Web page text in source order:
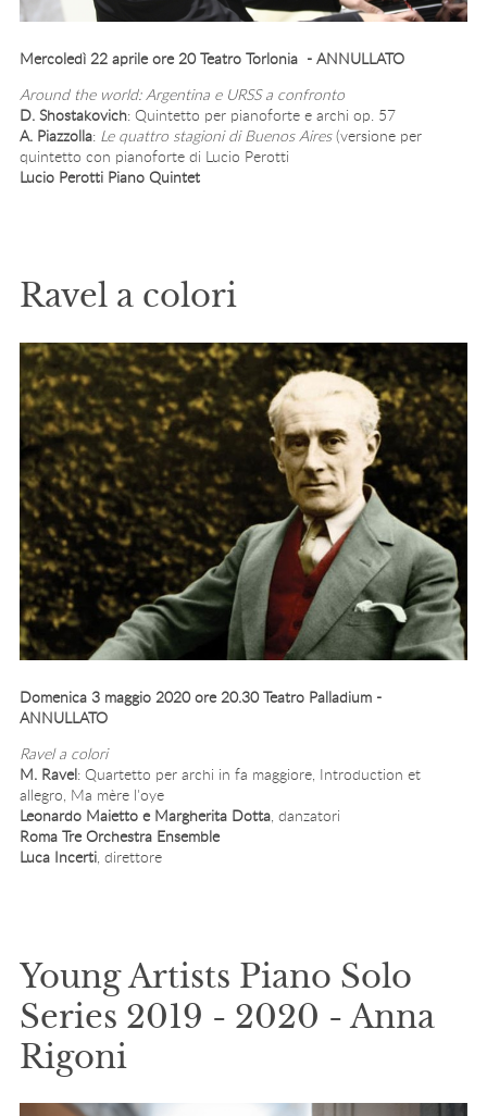
Mercoledì 22 aprile ore 20 Teatro Torlonia - ANNULLATO
Around the world: Argentina e URSS a confronto
D. Shostakovich: Quintetto per pianoforte e archi op. 57
A. Piazzolla: Le quattro stagioni di Buenos Aires(versione per
quintetto con pianoforte di Lucio Perotti
Lucio Perotti Piano Quintet
Ravel a colori
Domenica 3 maggio 2020 ore 20.30 Teatro Palladium -
ANNULLATO
Ravel a colori
M. Ravel: Quartetto per archi in fa maggiore, Introduction et
allegro, Ma mère l'oye
Leonardo Maietto e Margherita Dotta, danzatori
Roma Tre Orchestra Ensemble
Luca Incerti, direttore
Young Artists Piano Solo
Series 2019 - 2020 - Anna
Rigoni